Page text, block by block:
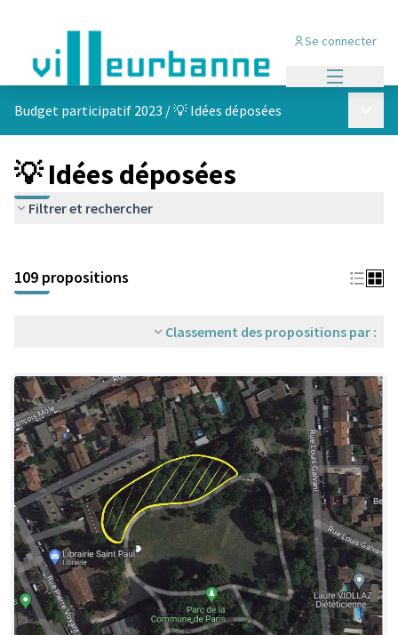
Se connecter
Budget participatif 2023 /💡 Idées déposées
💡 Idées déposées
Filtrer et rechercher
+
−
109 propositions
Classement des propositions par :